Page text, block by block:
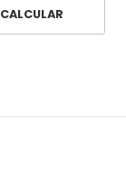
CALCULAR